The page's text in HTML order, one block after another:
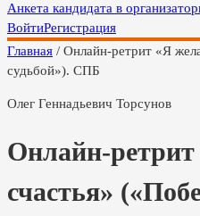
Анкета кандидата в
ВойтиРегистрация
Главная / Онлайн-ретрит «Я
судьбой»). СПБ
Олег Геннадьевич Торсунов
Онлайн-
счастья»